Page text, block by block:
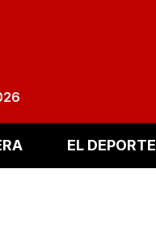
EL DEPORTE